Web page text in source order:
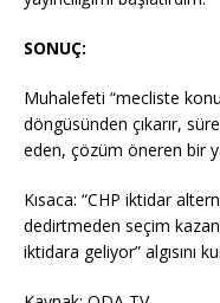
SONUÇ:
Muhalefeti “mecliste
döngüsünden çıkarır,
eden, çözüm öneren bir
Kısaca: “CHP iktidar
dedirtmeden seçim
iktidara geliyor” algısını